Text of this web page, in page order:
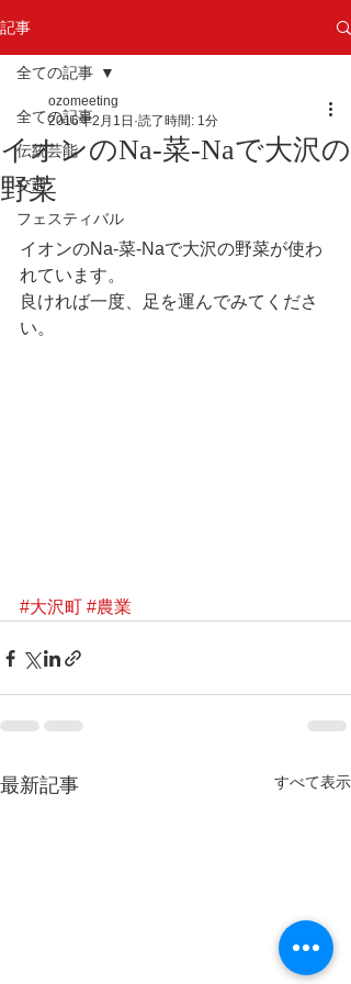
記事
全ての記事
伝統芸能
交通
フェスティバル
全ての記事
イオンのNa-菜-Naで大沢の
野菜
ozomeeting
2016年2月1日 読了時間: 1分
イオンのNa-菜-Naで大沢の野菜が使わ
れています。
良ければ一度、足を運んでみてくださ
い。
#大沢町 #農業
最新記事 すべて表示